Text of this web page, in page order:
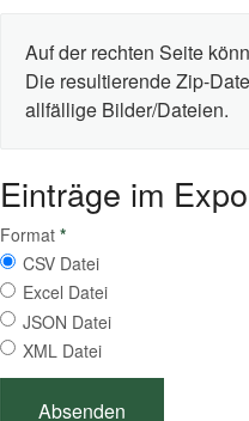
Auf der rechten Seite
Die resultierende Zip-
allfällige Bilder/Dateien.
Einträge im
Format *
CSV Datei
Excel Datei
JSON Datei
XML Datei